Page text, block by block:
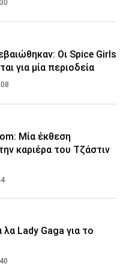
Οι Spice Girls
για μία περιοδεία
Μία έκθεση
καριέρα του Τζάστιν
Lady Gaga για το